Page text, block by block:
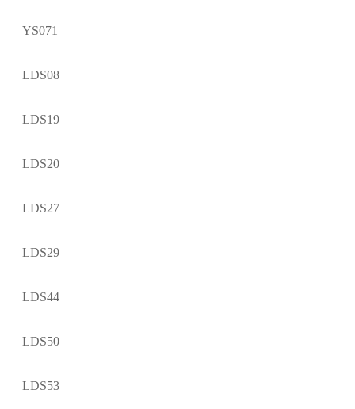
YS071
LDS08
LDS19
LDS20
LDS27
LDS29
LDS44
LDS50
LDS53